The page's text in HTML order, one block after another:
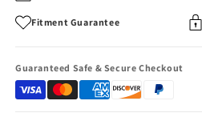
Fitment Guarantee
Guaranteed Safe & Secure Checkout